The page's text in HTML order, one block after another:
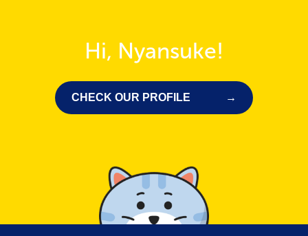
Hi, Nyansuke!
CHECK OUR PROFILE